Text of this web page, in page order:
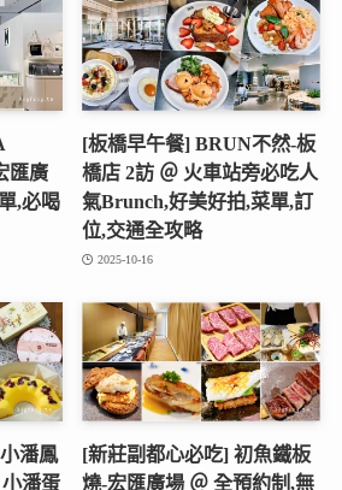
匯廣
,必喝
[板橋早午餐] BRUN不然-板
橋店 2訪 ＠ 火車站旁必吃人
氣Brunch,好美好拍,菜單,訂
位,交通全攻略
2025-10-16
潘鳳
潘蛋
[新莊副都心必吃] 初魚鐵板
燒‑宏匯廣場 ＠ 全預約制,無